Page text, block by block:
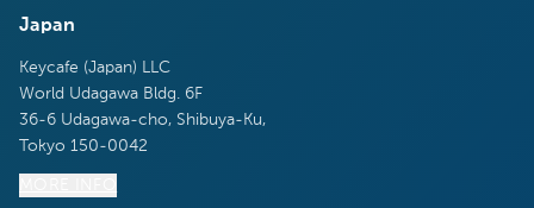
Japan
Keycafe (Japan) LLC
World Udagawa Bldg. 6F
36-6 Udagawa-cho, Shibuya-Ku,
Tokyo 150-0042